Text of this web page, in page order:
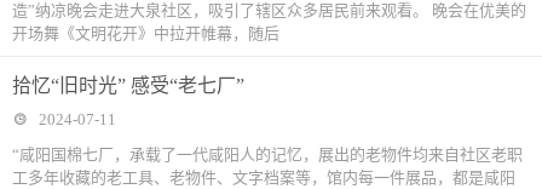
造”纳凉晚会走进大泉社区，吸引了辖区众多居民前来观看。 晚会在优美的
开场舞《文明花开》中拉开帷幕，随后
拾忆“旧时光” 感受“老七厂”
2024-07-11
“咸阳国棉七厂，承载了一代咸阳人的记忆，展出的老物件均来自社区老职
工多年收藏的老工具、老物件、文字档案等，馆内每一件展品，都是咸阳